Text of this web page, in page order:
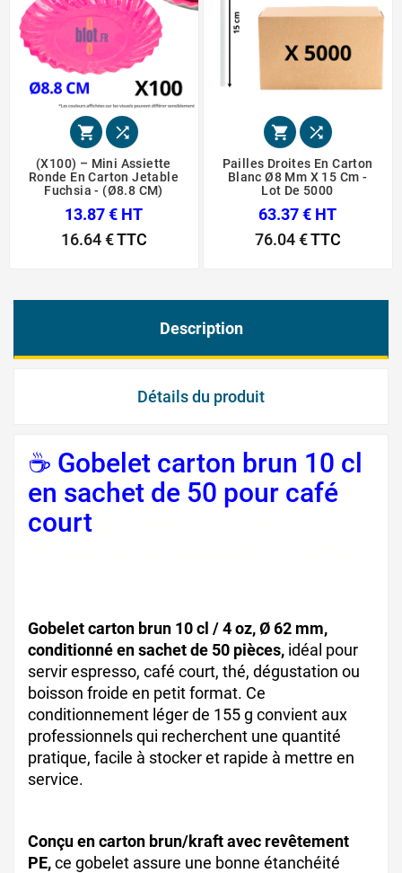
 
(X100) – Mini Assiette
Ronde En Carton Jetable
Fuchsia - (Ø8.8 CM)
13.87 € HT
16.64 €TTC
 
Pailles Droites En Carton
Blanc Ø8 Mm X 15 Cm -
Lot De 5000
63.37 € HT
76.04 €TTC
Description
Détails du produit
☕ Gobelet carton brun 10 cl
en sachet de 50 pour café
court
Gobelet carton brun 10 cl / 4 oz, Ø 62 mm,
conditionné en sachet de 50 pièces, idéal pour
servir espresso, café court, thé, dégustation ou
boisson froide en petit format. Ce
conditionnement léger de 155 g convient aux
professionnels qui recherchent une quantité
pratique, facile à stocker et rapide à mettre en
service.
Conçu en carton brun/kraft avec revêtement
PE,ce gobelet assure une bonne étanchéité